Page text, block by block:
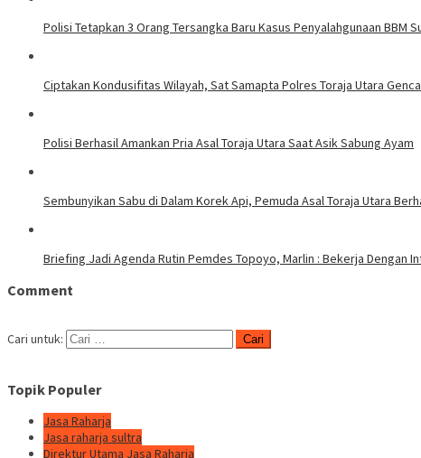
Polisi Tetapkan 3 Orang Tersangka Baru Kasus Penyalahgunaan BBM
Ciptakan Kondusifitas Wilayah, Sat Samapta Polres Toraja Utara
Polisi Berhasil Amankan Pria Asal Toraja Utara Saat Asik Sabung Ayam
Sembunyikan Sabu di Dalam Korek Api, Pemuda Asal Toraja Utara
Briefing Jadi Agenda Rutin Pemdes Topoyo, Marlin : Bekerja Dengan
Comment
Cari untuk:
Topik Populer
Jasa Raharja
Jasa raharja sultra
Direktur Utama Jasa Raharja